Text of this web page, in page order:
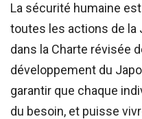
La sécurité humaine
toutes les actions de la
dans la Charte révisée
développement du
garantir que chaque
du besoin, et puisse